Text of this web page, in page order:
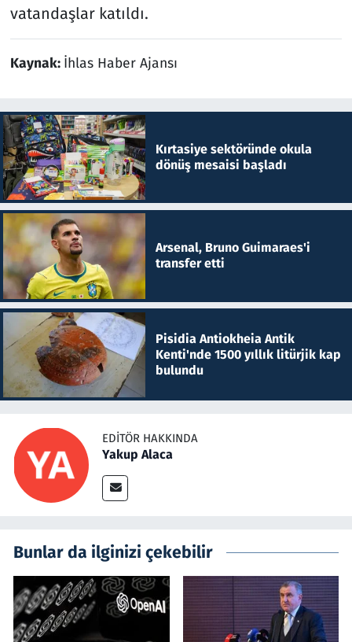
vatandaşlar katıldı.
Kaynak: İhlas Haber Ajansı
Kırtasiye sektöründe okula
dönüş mesaisi başladı
Arsenal, Bruno Guimaraes'i
transfer etti
Pisidia Antiokheia Antik
Kenti'nde 1500 yıllık litürjik kap
bulundu
EDITÖR HAKKINDA
Yakup Alaca
Bunlar da ilginizi çekebilir